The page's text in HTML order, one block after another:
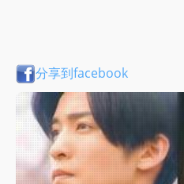
分享到facebook